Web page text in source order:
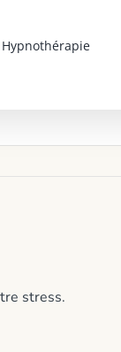
Hypnothérapie
stress.